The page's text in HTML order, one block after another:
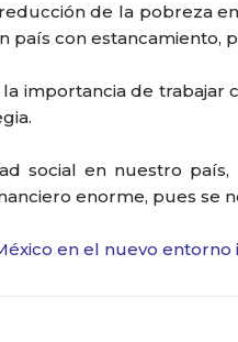
de la pobreza
país con estancamiento,
importancia de
social en nuestro
enorme, pues se
en el nuevo entorno